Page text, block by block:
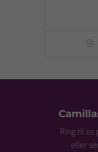
Ring til os
eller